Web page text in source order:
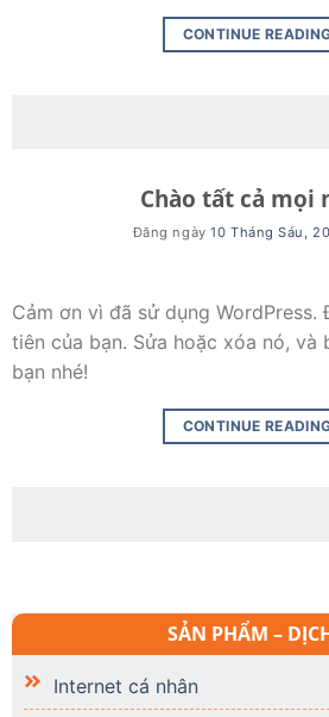
CONTINUE
Chào tất cả mọi
Đăng ngày10 Tháng Sáu,
Cảm ơn vì đã sử dụng
tiên của bạn. Sửa hoặc xóa nó, và
bạn nhé!
CONTINUE
SẢN PHẨM –
Internet cá nhân